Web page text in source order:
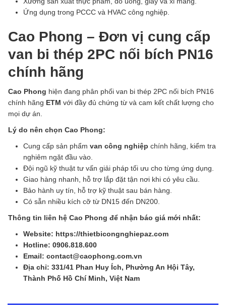
Ứng dụng trong PCCC và HVAC công nghiệp.
Cao Phong – Đơn vị cung cấp
van bi thép 2PC nối bích PN16
chính hãng
Cao Phong hiện đang phân phối van bi thép 2PC nối bích PN16
chính hãng ETM với đầy đủ chứng từ và cam kết chất lượng cho
mọi dự án.
Lý do nên chọn Cao Phong:
Cung cấp sản phẩm van công nghiệp chính hãng, kiểm tra
nghiêm ngặt đầu vào.
Đội ngũ kỹ thuật tư vấn giải pháp tối ưu cho từng ứng dụng.
Giao hàng nhanh, hỗ trợ lắp đặt tận nơi khi có yêu cầu.
Bảo hành uy tín, hỗ trợ kỹ thuật sau bán hàng.
Có sẵn nhiều kích cỡ từ DN15 đến DN200.
Thông tin liên hệ Cao Phong để nhận báo giá mới nhất:
Website: https://thietbicongnghiepaz.com
Hotline: 0906.818.600
Email: contact@caophong.com.vn
Địa chỉ: 331/41 Phan Huy Ích, Phường An Hội Tây,
Thành Phố Hồ Chí Minh, Việt Nam